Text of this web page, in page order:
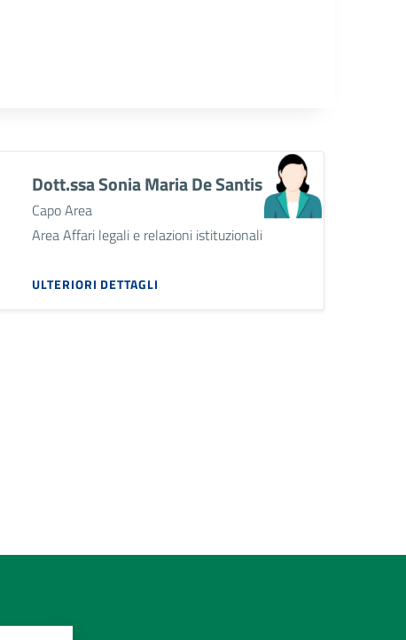
Dott.ssa Sonia Maria De Santis
Capo Area
Area Affari legali e relazioni istituzionali
ULTERIORI DETTAGLI